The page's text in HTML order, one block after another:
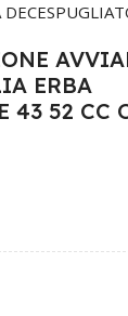
ERBA
43 52 CC